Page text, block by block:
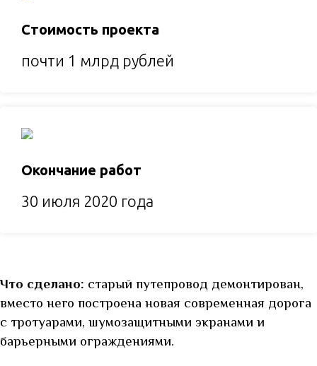
Стоимость проекта
почти 1 млрд рублей
Окончание работ
30 июля 2020 года
Что сделано: старый путепровод демонтирован,
вместо него построена новая современная дорога
с тротуарами, шумозащитными экранами и
барьерными ограждениями.